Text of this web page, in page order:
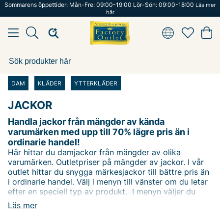
Sommarens öppettider: Mån-Fre: 09:00-19:00 Lör-Sön: 09:00-18:00 Läs mer
här
DAM KLÄDER YTTERKLÄDER
JACKOR
Läs mer
Handla jackor från mängder av kända
varumärken med upp till 70% lägre pris än i
ordinarie handel!
Här hittar du damjackor från mängder av olika
varumärken. Outletpriser på mängder av jackor. I vår
outlet hittar du snygga märkesjackor till bättre pris än
i ordinarie handel. Välj i menyn till vänster om du letar
efter en speciell typ av produkt. I menyn väljer du
enkelt vilken typ av produkt du letar efter. Eller
använd vårt filter för att filtrera på ditt